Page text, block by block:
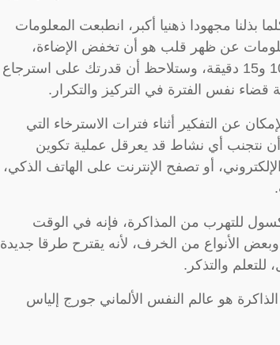
مجهودا ذهنيا أكبر، انطبعت المعلومات
عن ظهر قلب هو أن تخفض الإضاءة،
وتستمتع بفترة من الاسترخاء والتأمل تتراوح ما بين 10 و15 دقيقة، وستلاحظ أن قدرتك على استرجاع
قضاء نفس الفترة في التركيز والتكرار.
عن التفكير أثناء فترات الاسترخاء التي
نتجنب أي نشاط قد يعرقل عملية تكوين
أو تصفح الإنترنت على الهاتف الذكي،
للتهرب من المذاكرة، فإنه في الوقت
الأنواع من الخرف، لأنه يقترح طرقا جديدة
والتذكر.
هو عالم النفس الألماني جورج إلياس